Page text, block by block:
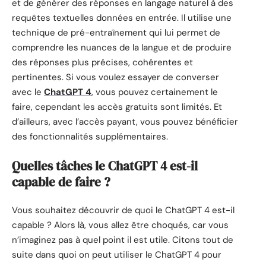
et de générer des réponses en langage naturel à des
requêtes textuelles données en entrée. Il utilise une
technique de pré-entraînement qui lui permet de
comprendre les nuances de la langue et de produire
des réponses plus précises, cohérentes et
pertinentes. Si vous voulez essayer de converser
avec le ChatGPT 4, vous pouvez certainement le
faire, cependant les accès gratuits sont limités. Et
d’ailleurs, avec l’accès payant, vous pouvez bénéficier
des fonctionnalités supplémentaires.
Quelles tâches le ChatGPT 4 est-il
capable de faire ?
Vous souhaitez découvrir de quoi le ChatGPT 4 est-il
capable ? Alors là, vous allez être choqués, car vous
n’imaginez pas à quel point il est utile. Citons tout de
suite dans quoi on peut utiliser le ChatGPT 4 pour